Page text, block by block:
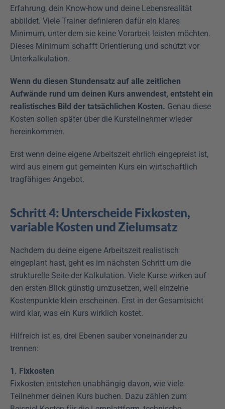
Erfahrung, dein Know-how und deine Lebensrealität
abbildet. Viele Trainer definieren dafür ein klares
Minimum, unter dem sie keine Vorarbeit leisten möchten.
Dieses Minimum schafft Orientierung und schützt vor
Unterkalkulation.
Wenn du diesen Stundensatz auf alle zeitlichen
Aufwände rund um deinen Kurs anwendest, entsteht ein
realistisches Bild der tatsächlichen Kosten. Genau diese
Kosten sollen später über die Kursteilnehmer wieder
hereinkommen.
Erst wenn deine eigene Arbeitszeit ehrlich eingepreist ist,
wird aus einem gut gemeinten Kurs ein wirtschaftlich
tragfähiges Angebot.
Schritt 4: Unterscheide Fixkosten,
variable Kosten und Zielumsatz
Nachdem du deine eigene Arbeitszeit realistisch
eingeplant hast, geht es im nächsten Schritt um die
strukturelle Seite der Kalkulation. Viele Kurse wirken auf
den ersten Blick günstig umzusetzen, weil einzelne
Kostenpunkte klein erscheinen. Erst in der Gesamtsicht
wird klar, was ein Kurs wirklich kostet.
Hilfreich ist es, drei Ebenen sauber voneinander zu
trennen:
1. Fixkosten
Fixkosten entstehen unabhängig davon, wie viele
Teilnehmer deinen Kurs buchen. Dazu zählen zum